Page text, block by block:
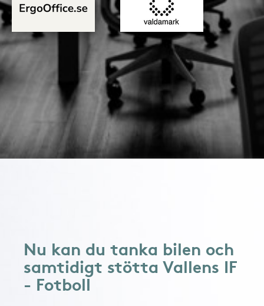
Nu kan du tanka bilen och
samtidigt stötta Vallens IF
- Fotboll